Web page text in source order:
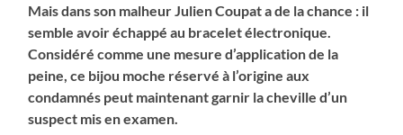
Mais dans son malheur Julien Coupat a de la chance : il
semble avoir échappé au bracelet électronique.
Considéré comme une mesure d’application de la
peine, ce bijou moche réservé à l’origine aux
condamnés peut maintenant garnir la cheville d’un
suspect mis en examen.